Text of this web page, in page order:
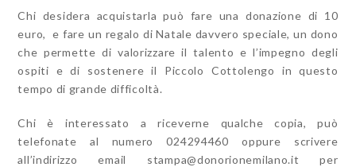
Chi desidera acquistarla può fare una donazione di 10
euro, e fare un regalo di Natale davvero speciale, un dono
che permette di valorizzare il talento e l’impegno degli
ospiti e di sostenere il Piccolo Cottolengo in questo
tempo di grande difficoltà.
Chi è interessato a riceverne qualche copia, può
telefonate al numero 024294460 oppure scrivere
all’indirizzo email stampa@donorionemilano.it per